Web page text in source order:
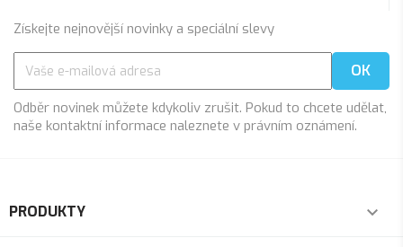
Získejte nejnovější novinky a speciální slevy
Odběr novinek můžete kdykoliv zrušit. Pokud to chcete udělat,
naše kontaktní informace naleznete v právním oznámení.
PRODUKTY 